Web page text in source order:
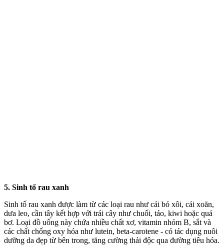
5. Sinh tố rau xanh
Sinh tố rau xanh được làm từ các loại rau như cải bó xôi, cải xoăn,
dưa leo, cần tây kết hợp với trái cây như chuối, táo, kiwi hoặc quả
bơ. Loại đồ uống này chứa nhiều chất xơ, vitamin nhóm B, sắt và
các chất chống oxy hóa như lutein, beta-carotene - có tác dụng nuôi
dưỡng da đẹp từ bên trong, tăng cường thải độc qua đường tiêu hóa.